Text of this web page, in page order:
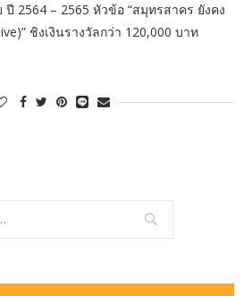
2564 – 2565 หัวข้อ “สมุทรสาคร ยังคง
ชิงเงินรางวัลกว่า 120,000 บาท